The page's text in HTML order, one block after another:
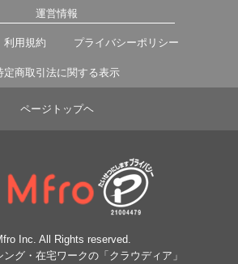
運営情報
利用規約 プライバシーポリシー
定商取引法に関する表示
ページトップヘ
Inc. All Rights reserved.
グ・在宅ワークの「クラウディア」